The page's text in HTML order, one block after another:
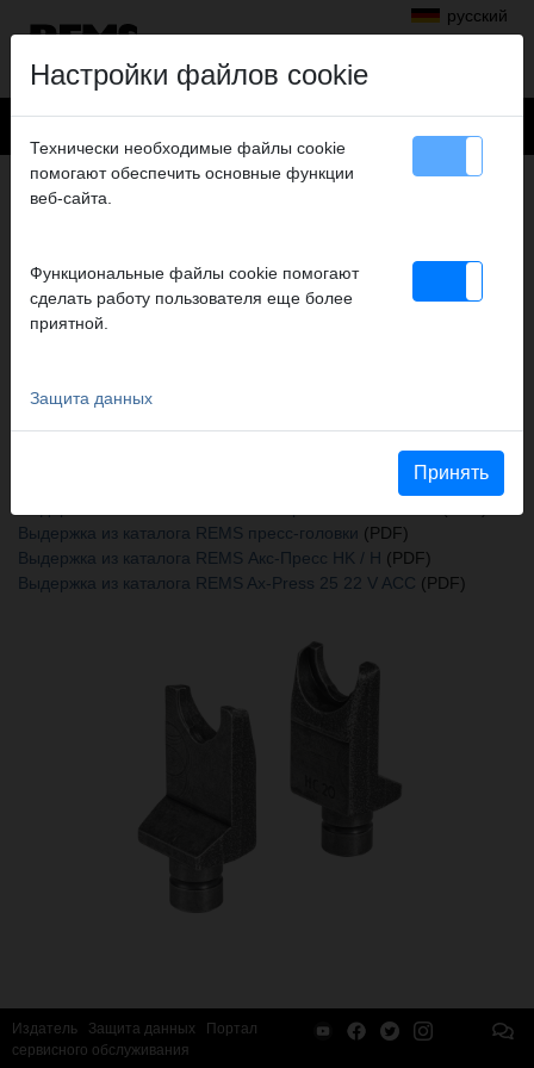
русский
Продукты> Аксиальная опрессовка>
REMS Акс-Пресс 25 L 22V ACC
№ арт. 573114
Für Druckhülsensystem HERZ QUICK FIX/ ÖAG COMDURO
Betriebsanleitung REMS Ax-Press / Ex-Press
Выдержка из каталога REMS пресс-головки (PDF)
Выдержка из каталога REMS Акс-Пресс HK / H (PDF)
Выдержка из каталога REMS Ax-Press 25 22 V ACC (PDF)
Издатель Защита данных
Портал
сервисного обслуживания
Настройки файлов cookie
Технически необходимые файлы cookie
помогают обеспечить основные функции
веб-сайта.
Функциональные файлы cookie помогают
сделать работу пользователя еще более
приятной.
Защита данных
Принять